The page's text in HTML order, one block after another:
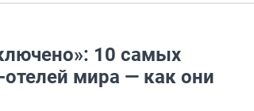
10 самых
мира — как они